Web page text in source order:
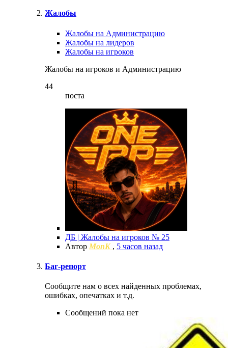
Жалобы
Жалобы на Администрацию
Жалобы на лидеров
Жалобы на игроков
Жалобы на игроков и Администрацию
44
поста
ДБ | Жалобы на игроков № 25
Автор MonK , 5 часов назад
Баг-репорт
Сообщите нам о всех найденных проблемах,
ошибках, опечатках и т.д.
Сообщений пока нет